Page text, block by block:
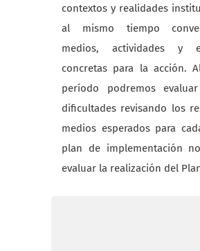
contextos y realidades
al mismo tiempo
medios, actividades y
concretas para la acción.
período podremos
dificultades revisando los
medios esperados para
plan de implementación
evaluar la realización del